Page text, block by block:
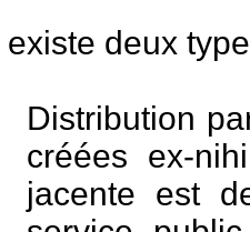
existe deux
Distribution
créées ex-
jacente est